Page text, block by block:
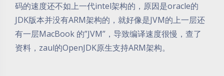
码的速度还不如上一代intel架构的，原因是oracle的
JDK版本并没有ARM架构的，就好像是JVM的上一层还
有一层MacBook 的”JVM”，导致编译速度很慢，查了
资料，zaul的OpenJDK原生支持ARM架构。